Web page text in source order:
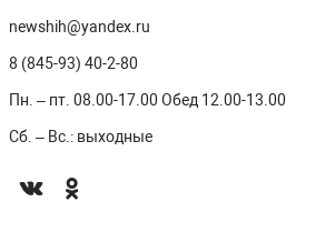
newshih@yandex.ru
8 (845-93) 40-2-80
Пн. – пт. 08.00-17.00 Обед 12.00-13.00
Сб. – Вс.: выходные